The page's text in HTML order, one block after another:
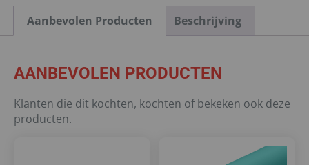
Aanbevolen Producten Beschrijving
AANBEVOLEN PRODUCTEN
Klanten die dit kochten, kochten of bekeken ook deze
producten.